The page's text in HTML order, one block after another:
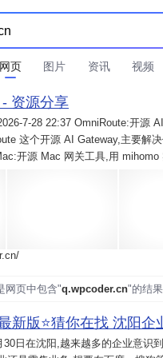
网页 图片 资讯 视频
资源分享
7-28 22:37 OmniRoute:开源
这个开源 AI Gateway,主要解
开源 Mac 网关工具,用 mihomo
网页中包含"q.wpcoder.cn"的结
新版⭐️猜你在找 沈阳
30日在沈阳,越来越多的企业意识